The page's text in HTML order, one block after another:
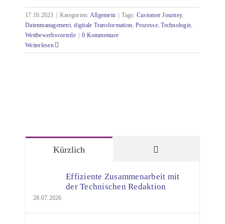
17.10.2023 Kategorien: Allgemein Tags: Customer Journey,
Datenmanagement,digitale Transformation, Prozesse,Technologie,
Wettbewerbsvorteile
0 Kommentare
Weiterlesen
Kürzlich
Effiziente Zusammenarbeit mit
der Technischen Redaktion
28.07.2026